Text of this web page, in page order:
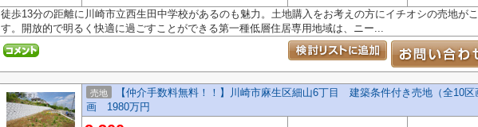
徒歩13分の距離に川崎市立西生田中学校があるのも魅力。土地購入をお考えの方にイチオシの売地が
す。開放的で明るく快適に過ごすことができる第一種低層住居専用地域は、ニー...
売地
【仲介手数料無料！！】川崎市麻生区細山6丁目 建築条件付き売地（全10区
画 1980万円